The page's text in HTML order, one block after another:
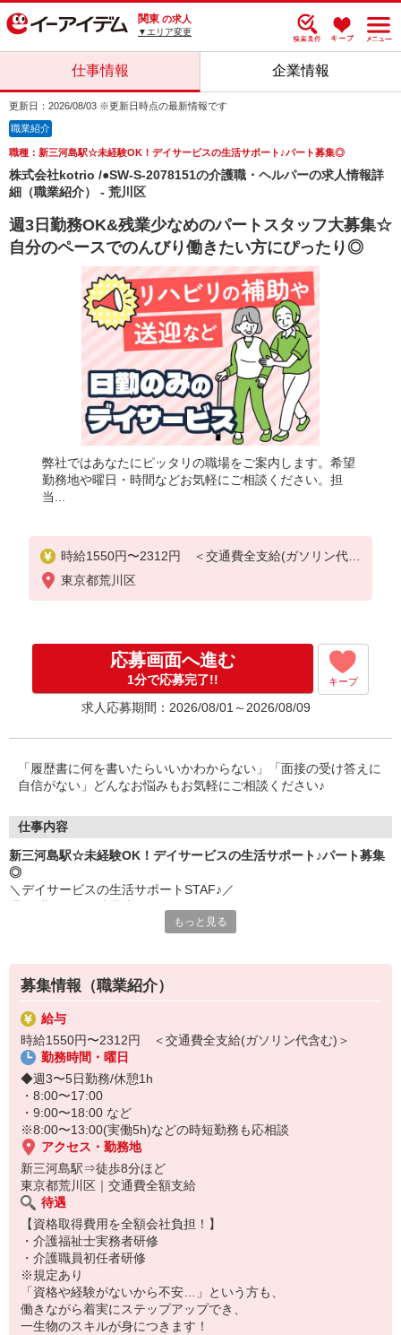
関東 の求人
▼エリア変更
仕事情報 企業情報
更新日：2026/08/03 ※更新日時点の最新情報です
職業紹介
職種：新三河島駅☆未経験OK！デイサービスの生活サポート♪パート募集◎
株式会社kotrio /●SW-S-2078151の介護職・ヘルパーの求人情報詳
細（職業紹介） - 荒川区
週3日勤務OK&残業少なめのパートスタッフ大募集☆
自分のペースでのんびり働きたい方にぴったり◎
弊社ではあなたにピッタリの職場をご案内します。希望
勤務地や曜日・時間などお気軽にご相談ください。担
当...
時給1550円〜2312円 ＜交通費全支給(ガソリン代含
む)＞
東京都荒川区
応募画面へ進む
1分で応募完了!! キープ
求人応募期間：2026/08/01～2026/08/09
「履歴書に何を書いたらいいかわからない」「面接の受け答えに
自信がない」どんなお悩みもお気軽にご相談ください♪
仕事内容
新三河島駅☆未経験OK！デイサービスの生活サポート♪パート募集
◎
＼デイサービスの生活サポートSTAF♪／
プライベートや家庭の時間も大事にしたい方にピッタリ◎
・リハビリの補助
・必要に応じた生活介助
・レクリエーションの企画、実施
・送迎業務（できる方のみ） など
研修制度が充実しているので、
無資格・未経験の方も大歓迎です♪
■転職活動サポート
履歴書の書き方や面接対策、入社日のご希望など
お仕事開始までのご不安はお気軽にご相談ください☆
もっと見る
募集情報（職業紹介）
給与
時給1550円〜2312円 ＜交通費全支給(ガソリン代含む)＞
勤務時間・曜日
◆週3〜5日勤務/休憩1h
・8:00〜17:00
・9:00〜18:00 など
※8:00〜13:00(実働5h)などの時短勤務も応相談
アクセス・勤務地
新三河島駅⇒徒歩8分ほど
東京都荒川区｜交通費全額支給
待遇
【資格取得費用を全額会社負担！】
・介護福祉士実務者研修
・介護職員初任者研修
※規定あり
「資格や経験がないから不安…」という方も、
働きながら着実にステップアップでき、
一生物のスキルが身につきます！